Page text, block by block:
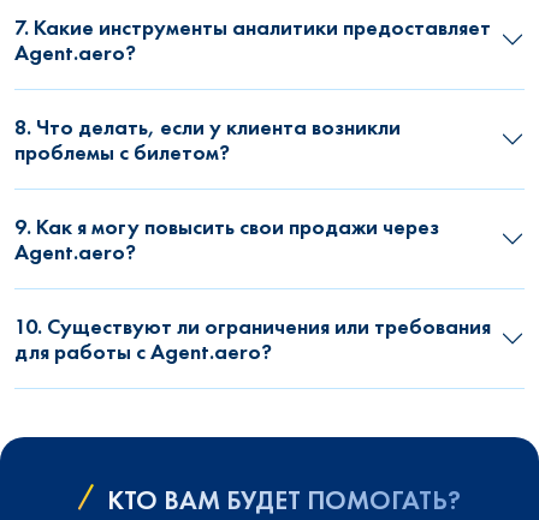
7. Какие инструменты аналитики предоставляет
Agent.aero?
8. Что делать, если у клиента возникли
проблемы с билетом?
9. Как я могу повысить свои продажи через
Agent.aero?
10. Существуют ли ограничения или требования
для работы с Agent.aero?
КТО ВАМ БУДЕТ ПОМОГАТЬ?